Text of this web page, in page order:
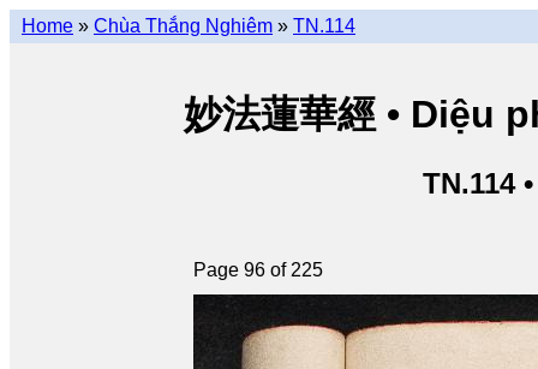
Home » Chùa Thắng Nghiêm » TN.114
妙法蓮華經 • Diệu
TN.114
Page 96 of 225